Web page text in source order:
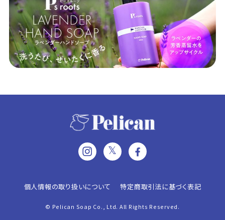
𝕏
個人情報の取り扱いについて 特定商取引法に基づく表記
© Pelican Soap Co., Ltd. All Rights Reserved.